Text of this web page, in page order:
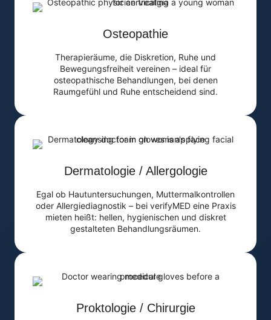
Osteopathie
Therapieräume, die Diskretion, Ruhe und
Bewegungsfreiheit vereinen – ideal für
osteopathische Behandlungen, bei denen
Raumgefühl und Ruhe entscheidend sind.
Dermatologie / Allergologie
Egal ob Hautuntersuchungen, Muttermalkontrollen
oder Allergiediagnostik – bei verifyMED eine Praxis
mieten heißt: hellen, hygienischen und diskret
gestalteten Behandlungsräumen.
Proktologie / Chirurgie